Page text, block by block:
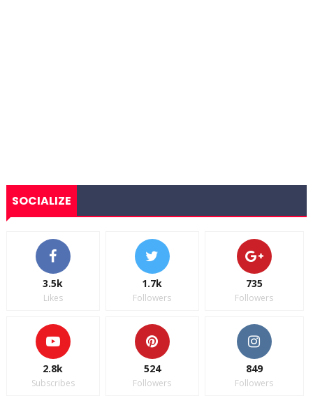
SOCIALIZE
3.5k
Likes
1.7k
Followers
735
Followers
2.8k
Subscribes
524
Followers
849
Followers